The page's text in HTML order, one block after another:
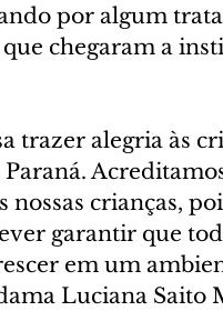
por algum
chegaram a
trazer alegria às
nossas crianças,
garantir que
em um
Luciana Saito